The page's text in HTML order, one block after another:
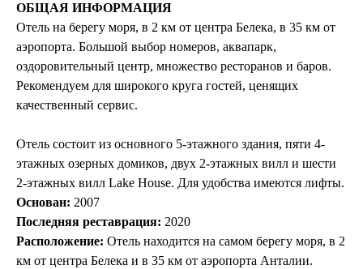
ОБЩАЯ ИНФОРМАЦИЯ
Отель на берегу моря, в 2 км от центра Белека, в 35 км от
аэропорта. Большой выбор номеров, аквапарк,
оздоровительный центр, множество ресторанов и баров.
Рекомендуем для широкого круга гостей, ценящих
качественный сервис.
Отель состоит из основного 5-этажного здания, пяти 4-
этажных озерных домиков, двух 2-этажных вилл и шести
2-этажных вилл Lake House. Для удобства имеются лифты.
Основан: 2007
Последняя реставрация: 2020
Расположение: Отель находится на самом берегу моря, в 2
км от центра Белека и в 35 км от аэропорта Анталии.